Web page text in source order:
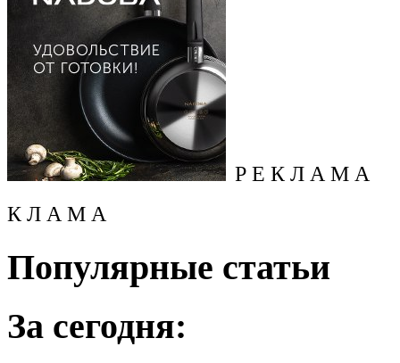
Р Е К Л А М А
К Л А М А
Популярные статьи
За сегодня: